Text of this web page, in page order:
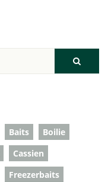
Baits
Boilie
Cassien
Freezerbaits